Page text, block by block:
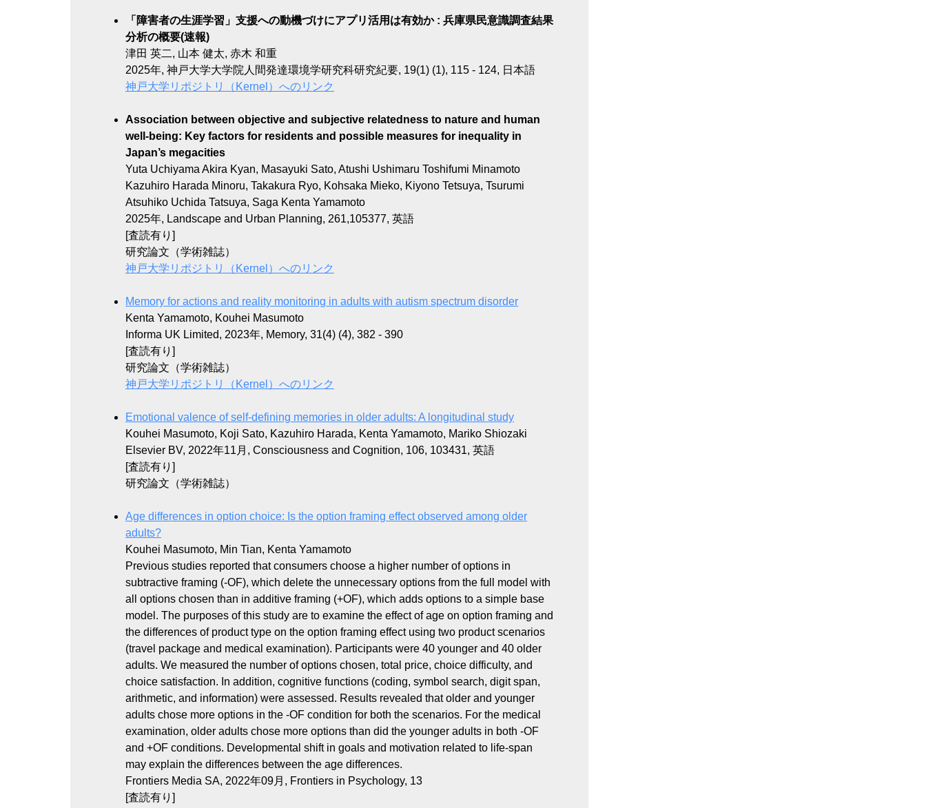
「障害者の生涯学習」支援への動機づけにアプリ活用は有効か : 兵庫県民意識調査結果
分析の概要(速報)
津田 英二, 山本 健太, 赤木 和重
2025年, 神戸大学大学院人間発達環境学研究科研究紀要, 19(1) (1), 115 - 124, 日本語
神戸大学リポジトリ（Kernel）へのリンク
Association between objective and subjective relatedness to nature and human
well-being: Key factors for residents and possible measures for inequality in
Japan’s megacities
Yuta Uchiyama Akira Kyan, Masayuki Sato, Atushi Ushimaru Toshifumi Minamoto
Kazuhiro Harada Minoru, Takakura Ryo, Kohsaka Mieko, Kiyono Tetsuya, Tsurumi
Atsuhiko Uchida Tatsuya, Saga Kenta Yamamoto
2025年, Landscape and Urban Planning, 261,105377, 英語
[査読有り]
研究論文（学術雑誌）
神戸大学リポジトリ（Kernel）へのリンク
Memory for actions and reality monitoring in adults with autism spectrum disorder
Kenta Yamamoto, Kouhei Masumoto
Informa UK Limited, 2023年, Memory, 31(4) (4), 382 - 390
[査読有り]
研究論文（学術雑誌）
神戸大学リポジトリ（Kernel）へのリンク
Emotional valence of self-defining memories in older adults: A longitudinal study
Kouhei Masumoto, Koji Sato, Kazuhiro Harada, Kenta Yamamoto, Mariko Shiozaki
Elsevier BV, 2022年11月, Consciousness and Cognition, 106, 103431, 英語
[査読有り]
研究論文（学術雑誌）
Age differences in option choice: Is the option framing effect observed among older
adults?
Kouhei Masumoto, Min Tian, Kenta Yamamoto
Previous studies reported that consumers choose a higher number of options in
subtractive framing (-OF), which delete the unnecessary options from the full model with
all options chosen than in additive framing (+OF), which adds options to a simple base
model. The purposes of this study are to examine the effect of age on option framing and
the differences of product type on the option framing effect using two product scenarios
(travel package and medical examination). Participants were 40 younger and 40 older
adults. We measured the number of options chosen, total price, choice difficulty, and
choice satisfaction. In addition, cognitive functions (coding, symbol search, digit span,
arithmetic, and information) were assessed. Results revealed that older and younger
adults chose more options in the -OF condition for both the scenarios. For the medical
examination, older adults chose more options than did the younger adults in both -OF
and +OF conditions. Developmental shift in goals and motivation related to life-span
may explain the differences between the age differences.
Frontiers Media SA, 2022年09月, Frontiers in Psychology, 13
[査読有り]